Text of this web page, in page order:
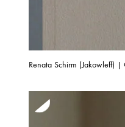
Renata Schirm (Jakowleff)